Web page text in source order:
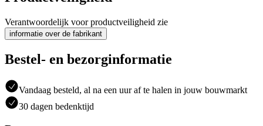
Verantwoordelijk voor productveiligheid zie
informatie over de fabrikant
Bestel- en bezorginformatie
Vandaag besteld, al na een uur af te halen in jouw bouwmarkt
30 dagen bedenktijd